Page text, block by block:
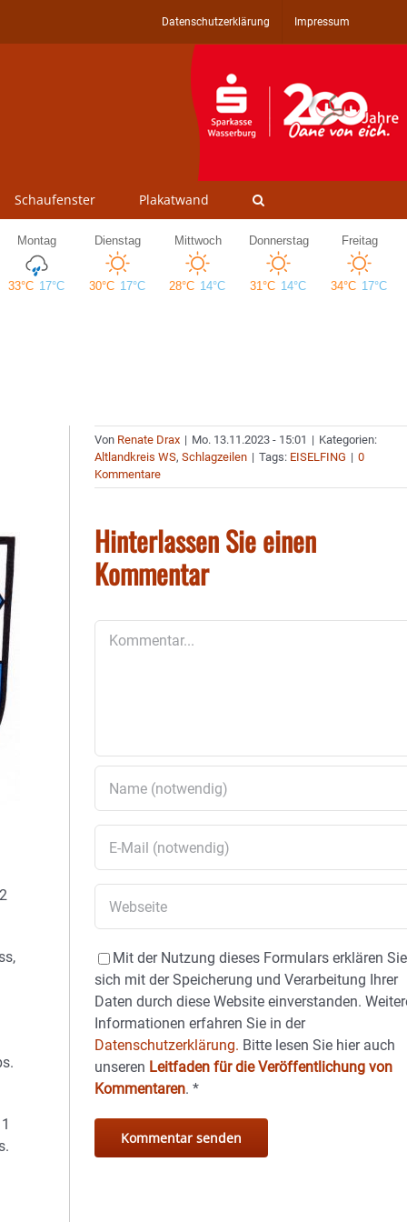
Datenschutzerklärung Impressum
Schaufenster Plakatwand
Von Renate Drax | Mo. 13.11.2023 - 15:01 | Kategorien:
Altlandkreis WS,Schlagzeilen | Tags: EISELFING | 0
Kommentare
Hinterlassen Sie einen
Kommentar
Mit der Nutzung dieses Formulars erklären Sie
sich mit der Speicherung und Verarbeitung Ihrer
Daten durch diese Website einverstanden.
Informationen erfahren Sie in der
Datenschutzerklärung. Bitte lesen Sie hier auch
unseren Leitfaden für die Veröffentlichung von
Kommentaren.*